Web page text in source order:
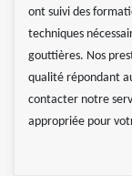
ont suivi des
techniques
gouttières. Nos
qualité répondant
contacter notre
appropriée pour